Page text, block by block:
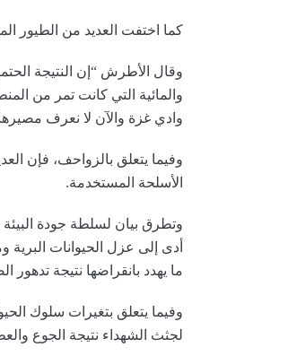
كما اختفت العديد من الطيور
وقال الأطرش “إن النتيجة
وادي غزة والآن لا نعرف
وفيما يتعلق بالزواحف، فإن
الأسلحة المستخدمة.
وتطرق بيان لسلطة جودة
أدى إلى عزل الحيوانات البرية
ما يهدد بانقراضها نتيجة تدهور
وفيما يتعلق بتغيرات سلوك
لجثث الشهداء نتيجة الجوع